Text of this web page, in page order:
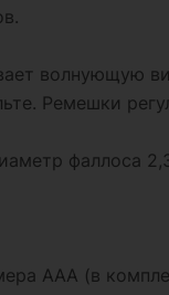
волнующую
Ремешки
фаллоса
АAА (в